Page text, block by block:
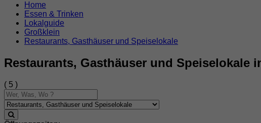
Home
Essen & Trinken
Lokalguide
Großklein
Restaurants, Gasthäuser und Speiselokale
Restaurants, Gasthäuser und Speiselokale
( 5 )